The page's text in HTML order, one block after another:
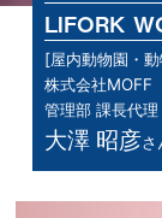
LIFORK
[屋内動物園・
株式会社MOFF
管理部 課長代理
大澤 昭彦さ